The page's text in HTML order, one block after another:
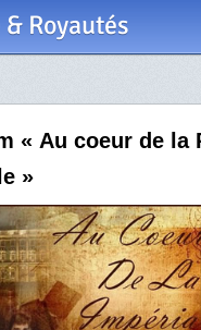
Royautés
« Au coeur de la
»